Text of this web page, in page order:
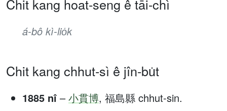
Chit kang hoat-seng ê tāi-chì
á-bô kì-lio̍k
Chit kang chhut-sì ê jîn-bu̍t
1885 nî – 小貫博, 福島縣 chhut-sin.